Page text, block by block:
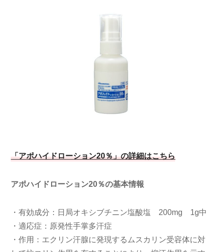
「アポハイドローション20％」の詳細はこちら
アポハイドローション20％の基本情報
・有効成分：日局オキシブチニン塩酸塩 200mg 1g中
・適応症：原発性手掌多汗症
・作用：エクリン汗腺に発現するムスカリン受容体に対